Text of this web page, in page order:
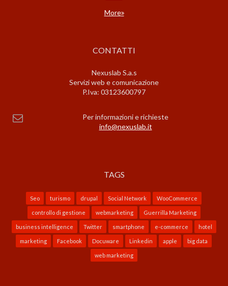
More
CONTATTI
Nexuslab S.a.s
Servizi web e comunicazione
P.Iva: 03123600797
Per informazioni e richieste
info@nexuslab.it
TAGS
Seo turismo drupal Social Network WooCommerce
controllo di gestione webmarketing Guerrilla Marketing
business intelligence Twitter smartphone e-commerce hotel
marketing Facebook Docuware Linkedin apple big data
web marketing